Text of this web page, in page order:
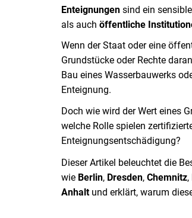
Enteignungen sind ein
als auch öffentliche
Wenn der Staat oder eine
Grundstücke oder Rechte
Bau eines Wasserbauwerks
Enteignung.
Doch wie wird der Wert eines
welche Rolle spielen
Enteignungsentschädigung?
Dieser Artikel beleuchtet die
wie Berlin, Dresden, Chemnitz,
Anhalt und erklärt, warum